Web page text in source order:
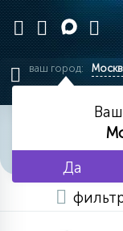
ваш город:
Да